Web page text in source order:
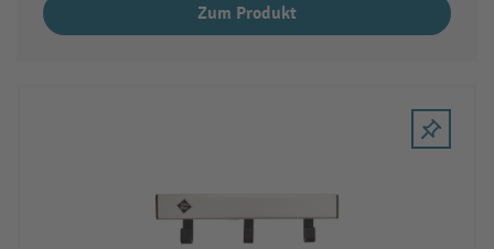
Zum Produkt